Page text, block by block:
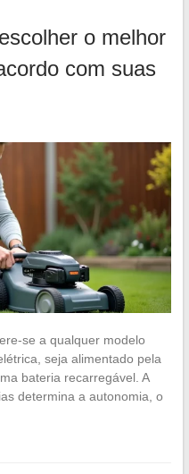
o melhor
com suas
se a qualquer modelo
seja alimentado pela
bateria recarregável. A
determina a autonomia, o